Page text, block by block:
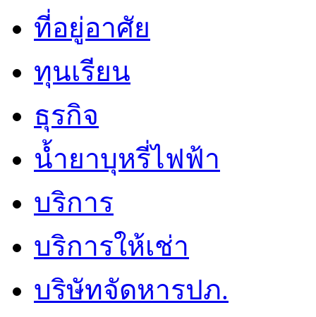
ที่อยู่อาศัย
ทุนเรียน
ธุรกิจ
น้ำยาบุหรี่ไฟฟ้า
บริการ
บริการให้เช่า
บริษัทจัดหารปภ.